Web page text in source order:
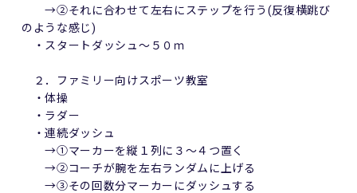
→②それに合わせて左右にステップを行う(反復横跳び
のような感じ)
・スタートダッシュ～５０ｍ
２．ファミリー向けスポーツ教室
・体操
・ラダー
・連続ダッシュ
→①マーカーを縦１列に３～４つ置く
→②コーチが腕を左右ランダムに上げる
→③その回数分マーカーにダッシュする